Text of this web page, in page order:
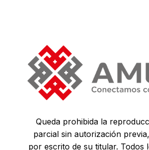
Queda prohibida la
parcial sin autorización
por escrito de su titular. Todos